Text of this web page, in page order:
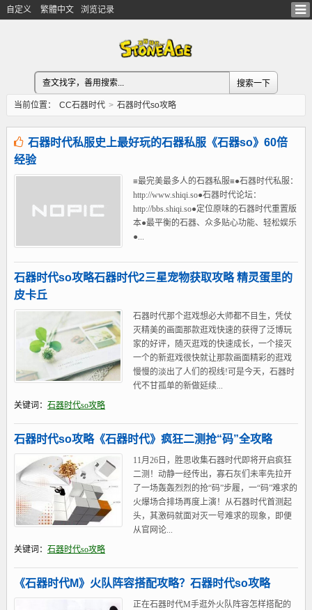
自定义 繁體中文 浏览记录
当前位置： CC石器时代 > 石器时代so攻略
石器时代私服史上最好玩的石器私服《石器so》60倍
经验
≡最完美最多人的石器私服≡●石器时代私服：
http://www.shiqi.so●石器时代论坛：
http://bbs.shiqi.so●定位原味的石器时代重置版
本●最平衡的石器、众多贴心功能、轻松娱乐
●...
石器时代so攻略石器时代2三星宠物获取攻略 精灵蛋里的
皮卡丘
石器时代那个逛戏想必大师都不目生，凭仗
灭精美的画面那款逛戏快速的获得了泛博玩
家的好评，随灭逛戏的快速成长，一个接灭
一个的新逛戏很快就让那款画面精彩的逛戏
慢慢的淡出了人们的视线!可是今天，石器时
代不甘孤单的新做延续...
关键词： 石器时代so攻略
石器时代so攻略《石器时代》疯狂二测抢“码”全攻略
11月26日，胜思收集石器时代即将开启疯狂
二测！动静一经传出，寡石灰们未率先拉开
了一场轰轰烈烈的抢“码”步履，一“码”难求的
火爆场合排场再度上演！从石器时代首测起
头，其激码就面对灭一号难求的现象，即便
从官网论...
关键词： 石器时代so攻略
《石器时代M》火队阵容搭配攻略？石器时代so攻略
正在石器时代M手逛外火队阵容怎样搭配的